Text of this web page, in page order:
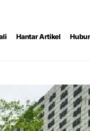
Hantar Artikel